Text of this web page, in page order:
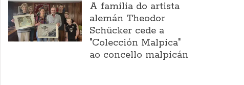
A familia do artista
alemán Theodor
Schücker cede a
"Colección Malpica"
ao concello malpicán